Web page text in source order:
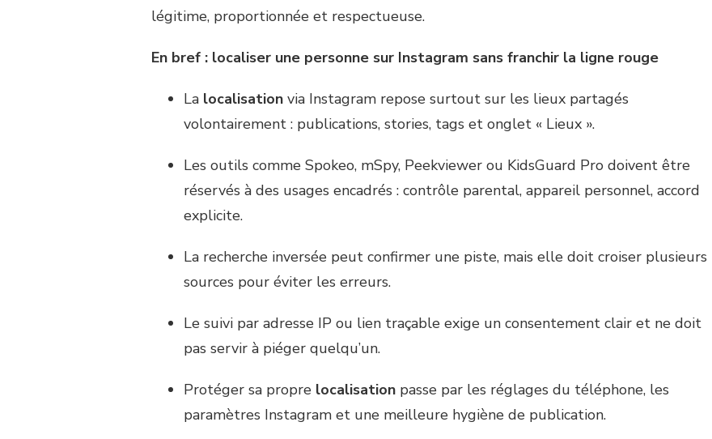
légitime, proportionnée et respectueuse.
En bref : localiser une personne sur Instagram sans franchir la ligne rouge
La localisation via Instagram repose surtout sur les lieux partagés
volontairement : publications, stories, tags et onglet « Lieux ».
Les outils comme Spokeo, mSpy, Peekviewer ou KidsGuard Pro doivent être
réservés à des usages encadrés : contrôle parental, appareil personnel, accord
explicite.
La recherche inversée peut confirmer une piste, mais elle doit croiser plusieurs
sources pour éviter les erreurs.
Le suivi par adresse IP ou lien traçable exige un consentement clair et ne doit
pas servir à piéger quelqu’un.
Protéger sa propre localisation passe par les réglages du téléphone, les
paramètres Instagram et une meilleure hygiène de publication.